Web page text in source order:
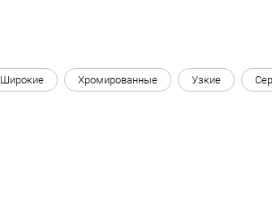
Широкие Хромированные Узкие